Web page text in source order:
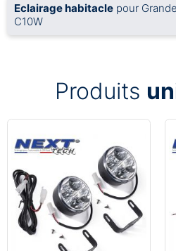
Eclairage habitacle pour
C10W
Produits